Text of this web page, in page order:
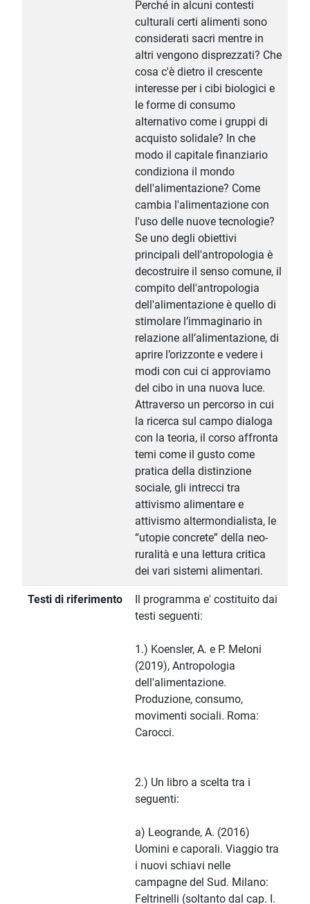
Perché in alcuni contesti
culturali certi alimenti sono
considerati sacri mentre in
altri vengono disprezzati? Che
cosa c'è dietro il crescente
interesse per i cibi biologici e
le forme di consumo
alternativo come i gruppi di
acquisto solidale? In che
modo il capitale finanziario
condiziona il mondo
dell'alimentazione? Come
cambia l'alimentazione con
l'uso delle nuove tecnologie?
Se uno degli obiettivi
principali dell'antropologia è
decostruire il senso comune, il
compito dell'antropologia
dell'alimentazione è quello di
stimolare l’immaginario in
relazione all’alimentazione, di
aprire l’orizzonte e vedere i
modi con cui ci approviamo
del cibo in una nuova luce.
Attraverso un percorso in cui
la ricerca sul campo dialoga
con la teoria, il corso affronta
temi come il gusto come
pratica della distinzione
sociale, gli intrecci tra
attivismo alimentare e
attivismo altermondialista, le
“utopie concrete” della neo-
ruralità e una lettura critica
dei vari sistemi alimentari.
Testi di riferimento
Il programma e' costituito dai
testi seguenti:
1.) Koensler, A. e P. Meloni
(2019), Antropologia
dell'alimentazione.
Produzione, consumo,
movimenti sociali. Roma:
Carocci.
2.) Un libro a scelta tra i
seguenti:
a) Leogrande, A. (2016)
Uomini e caporali. Viaggio tra
i nuovi schiavi nelle
campagne del Sud. Milano:
Feltrinelli (soltanto dal cap. I.